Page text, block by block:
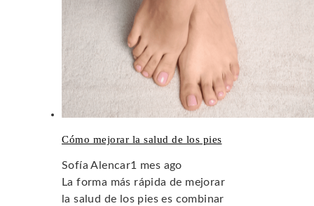
Cómo mejorar la salud de los pies
Sofía Alencar1 mes ago
La forma más rápida de mejorar
la salud de los pies es combinar